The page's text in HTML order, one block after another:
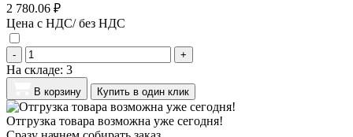
2 780.06 ₽
Цена с НДС/ без НДС
- +
На складе: 3
В корзину Купить в один клик
Отгрузка товара возможна уже сегодня!